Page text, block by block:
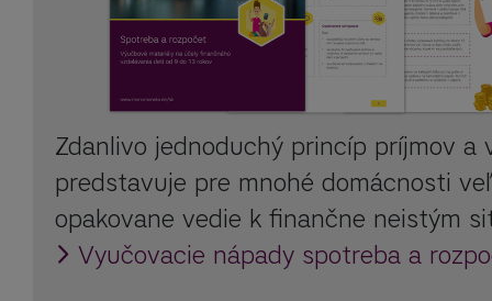
Zdanlivo jednoduchý princíp príjmov a
predstavuje pre mnohé domácnosti
opakovane vedie k finančne neistým
Vyučovacie nápady spotreba a